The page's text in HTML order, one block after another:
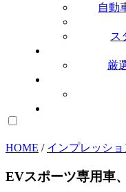
自動
ス
厳
HOME / インプレッショ
EVスポーツ専用車